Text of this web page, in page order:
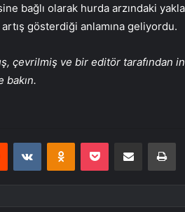
bağlı olarak hurda arzındaki
gösterdiği anlamına geliyordu.
çevrilmiş ve bir editör tarafından
bakın.
Reddit VKontakteOdnoklassniki
Pocket E-Posta ile paylaş